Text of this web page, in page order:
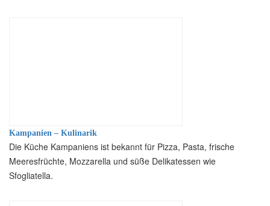
Kampanien – Kulinarik
Die Küche Kampaniens ist bekannt für Pizza, Pasta, frische
Meeresfrüchte, Mozzarella und süße Delikatessen wie
Sfogliatella.